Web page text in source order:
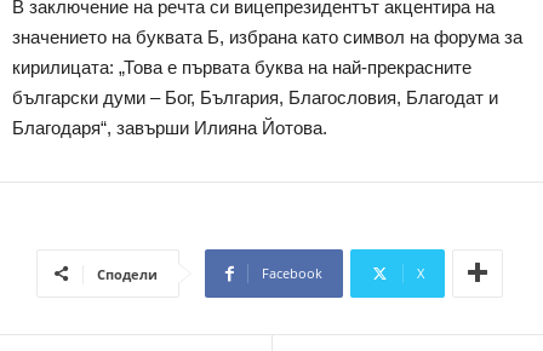
В заключение на речта си вицепрезидентът акцентира на
значението на буквата Б, избрана като символ на форума за
кирилицата: „Това е първата буква на най-прекрасните
български думи – Бог, България, Благословия, Благодат и
Благодаря“, завърши Илияна Йотова.
Сподели Facebook X